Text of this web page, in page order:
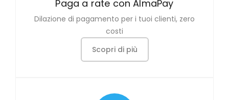
Paga a rate con AlmaPay
Dilazione di pagamento per i tuoi clienti, zero
costi
Scopri di più